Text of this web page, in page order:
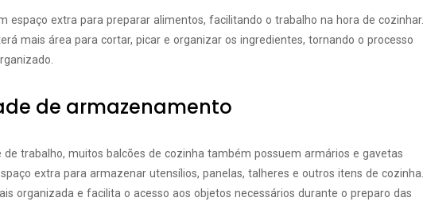
espaço extra para preparar alimentos, facilitando o trabalho na hora de cozinhar.
mais área para cortar, picar e organizar os ingredientes, tornando o processo
de armazenamento
trabalho, muitos balcões de cozinha também possuem armários e gavetas
extra para armazenar utensílios, panelas, talheres e outros itens de cozinha.
organizada e facilita o acesso aos objetos necessários durante o preparo das